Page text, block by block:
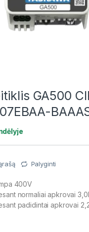
GA500
Palyginti
400V
normaliai apkrovai
padidintai apkrovai